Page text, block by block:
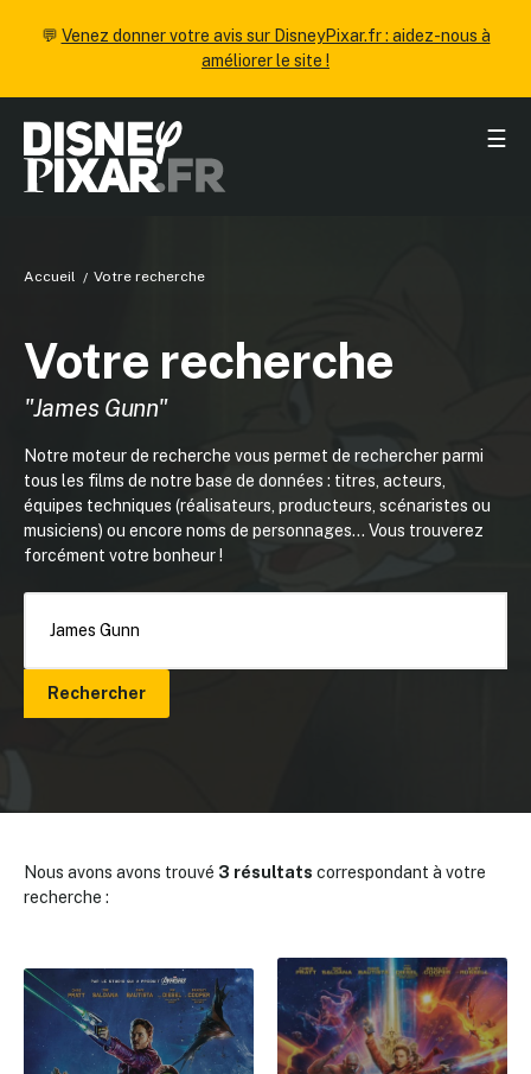
💬 Venez donner votre avis sur DisneyPixar.fr : aidez-nous à
améliorer le site !
☰
Accueil Votre recherche
Votre recherche
"James Gunn"
Notre moteur de recherche vous permet de rechercher parmi
tous les films de notre base de données : titres, acteurs,
équipes techniques (réalisateurs, producteurs, scénaristes ou
musiciens) ou encore noms de personnages... Vous trouverez
forcément votre bonheur !
Rechercher
Nous avons avons trouvé 3 résultats correspondant à votre
recherche :